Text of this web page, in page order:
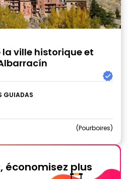
ville historique et
GUIADAS
Pourboires
économisez plus